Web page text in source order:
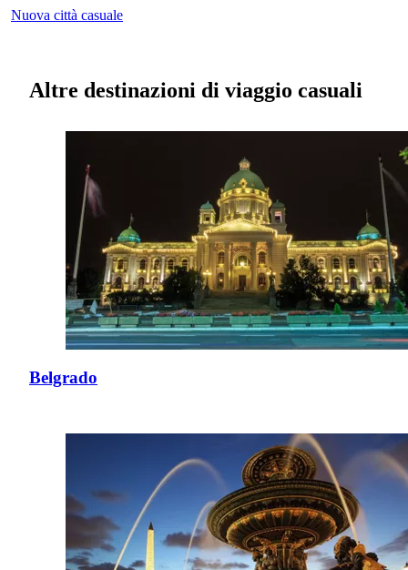
Nuova città casuale
Altre destinazioni di viaggio casuali
Belgrado